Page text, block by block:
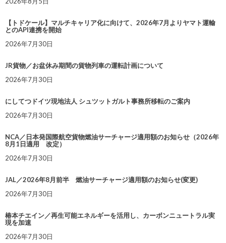
【トドケール】マルチキャリア化に向けて、2026年7月よりヤマト運輸
とのAPI連携を開始
2026年7月30日
JR貨物／お盆休み期間の貨物列車の運転計画について
2026年7月30日
にしてつドイツ現地法人 シュツットガルト事務所移転のご案内
2026年7月30日
NCA／日本発国際航空貨物燃油サーチャージ適用額のお知らせ（2026年
8月1日適用 改定）
2026年7月30日
JAL／2026年8月前半 燃油サーチャージ適用額のお知らせ(変更)
2026年7月30日
椿本チエイン／再生可能エネルギーを活用し、カーボンニュートラル実
現を加速
2026年7月30日